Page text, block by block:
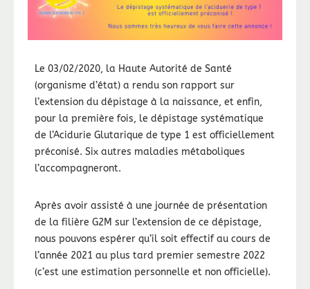
Le 03/02/2020, la Haute Autorité de Santé
(organisme d’état) a rendu son rapport sur
l’extension du dépistage à la naissance, et enfin,
pour la première fois, le dépistage systématique
de l’Acidurie Glutarique de type 1 est officiellement
préconisé. Six autres maladies métaboliques
l’accompagneront.
Après avoir assisté à une journée de présentation
de la filière G2M sur l’extension de ce dépistage,
nous pouvons espérer qu’il soit effectif au cours de
l’année 2021 au plus tard premier semestre 2022
(c’est une estimation personnelle et non officielle).